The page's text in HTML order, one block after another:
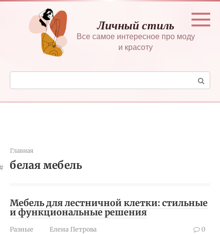
Перейти
контенту
Личный стиль
Все самое интересное про моду
и красоту
Поиск:
Главная
белая мебель
Мебель для лестничной клетки: стильные
и функциональные решения
Разные Елена Петрова 0